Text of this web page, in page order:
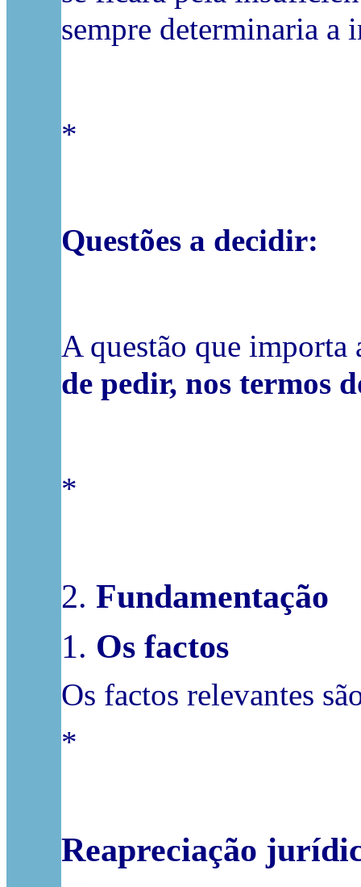
sempre determinaria a
*
Questões a decidir:
A questão que importa
de pedir, nos termos
*
2. Fundamentação
1. Os factos
Os factos relevantes
*
Reapreciação